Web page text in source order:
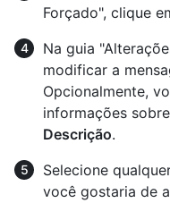
Forçado", clique
Na guia
modificar a
Opcionalmente,
informações
Descrição.
Selecione
você gostaria de